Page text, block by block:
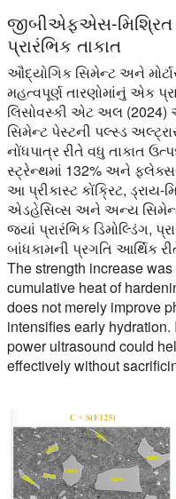
જીબીએફએસ-
પ્રારંભિક તાકાત
ઔદ્યોગિક સિમેન્ટ અને
મહત્વપૂર્ણ તારણોમાંનું એક
લિસોવસ્કી એટ અલ (2024)
સિમેન્ટ પેસ્ટની પલ્સ્ડ
નોંધપાત્ર રીતે વધુ તાકાત
સ્ટ્રેન્થમાં 132% અને
આ પ્રીકાસ્ટ કોંક્રિટ, ડ્રાય-
એડહેસિવ્સ અને અન્ય
જ્યાં પ્રારંભિક ડિમોલ્ડિંગ,
બાંધકામની પ્રગતિ આર્થિક
The strength increase
cumulative heat of
does not merely improve
intensifies early
power ultrasound could
effectively without